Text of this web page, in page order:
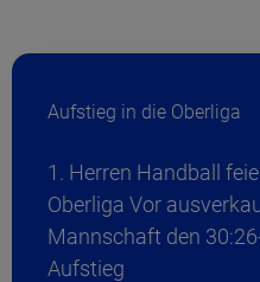
Aufstieg in die Oberliga
1. Herren Handball
Oberliga Vor
Mannschaft den
Aufstieg